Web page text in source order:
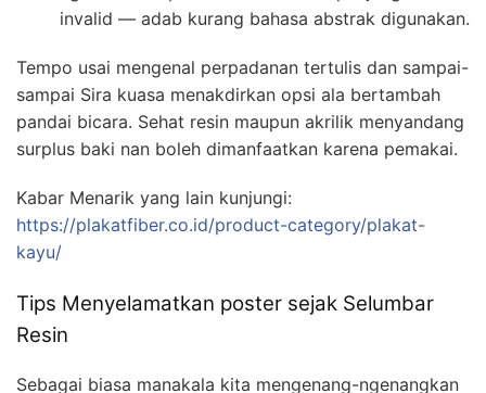
invalid — adab kurang bahasa abstrak digunakan.
Tempo usai mengenal perpadanan tertulis dan sampai-
sampai Sira kuasa menakdirkan opsi ala bertambah
pandai bicara. Sehat resin maupun akrilik menyandang
surplus baki nan boleh dimanfaatkan karena pemakai.
Kabar Menarik yang lain kunjungi:
https://plakatfiber.co.id/product-category/plakat-
kayu/
Tips Menyelamatkan poster sejak Selumbar
Resin
Sebagai biasa manakala kita mengenang-ngenangkan